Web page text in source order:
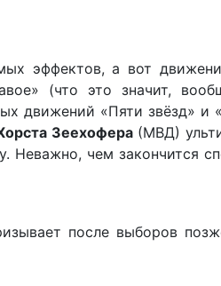
эффектов, а вот
(что это значит,
движений «Пяти звёзд» и
Зеехофера(МВД)
Неважно, чем закончится
после выборов